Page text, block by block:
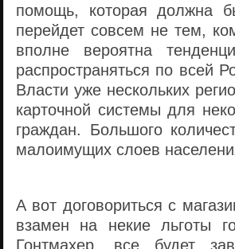
помощь, которая должна
перейдет совсем не тем,
вполне вероятна
распространяться по всей
Власти уже нескольких
карточной системы для
граждан. Большого
малоимущих слоев
А вот договориться с
взамен на некие льготы
Гонтмахер, все будет